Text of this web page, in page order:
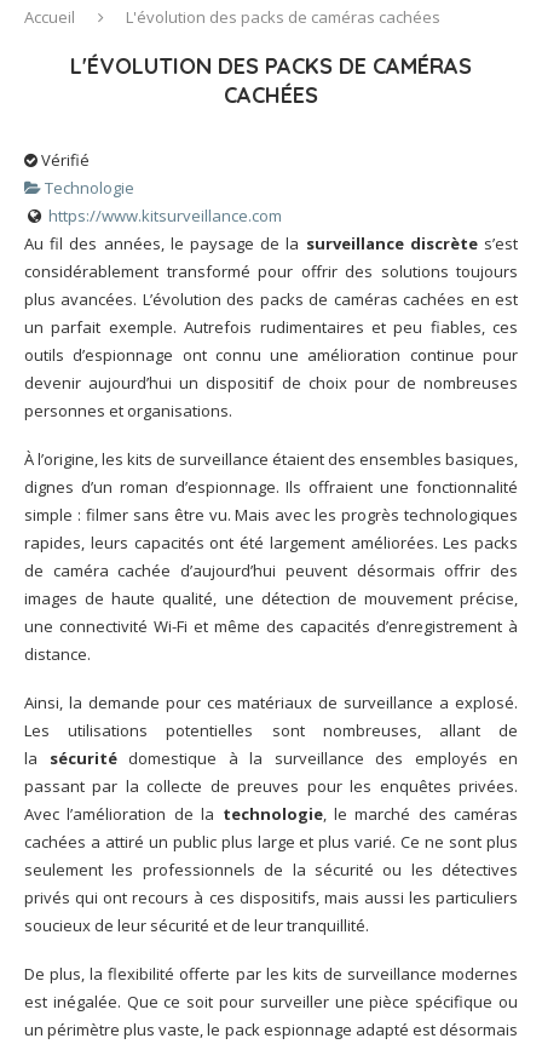
Accueil L'évolution des packs de caméras cachées
L'ÉVOLUTION DES PACKS DE CAMÉRAS
CACHÉES
Vérifié
Technologie
https://www.kitsurveillance.com
Au fil des années, le paysage de la surveillance discrètes’est
considérablement transformé pour offrir des solutions toujours
plus avancées. L’évolution des packs de caméras cachées en est
un parfait exemple. Autrefois rudimentaires et peu fiables, ces
outils d’espionnage ont connu une amélioration continue pour
devenir aujourd’hui un dispositif de choix pour de nombreuses
personnes et organisations.
À l’origine, les kits de surveillance étaient des ensembles basiques,
dignes d’un roman d’espionnage. Ils offraient une fonctionnalité
simple : filmer sans être vu. Mais avec les progrès technologiques
rapides, leurs capacités ont été largement améliorées. Les packs
de caméra cachée d’aujourd’hui peuvent désormais offrir des
images de haute qualité, une détection de mouvement précise,
une connectivité Wi-Fi et même des capacités d’enregistrement à
distance.
Ainsi, la demande pour ces matériaux de surveillance a explosé.
Les utilisations potentielles sont nombreuses, allant de
la sécuritédomestique à la surveillance des employés en
passant par la collecte de preuves pour les enquêtes privées.
Avec l’amélioration de la technologie, le marché des caméras
cachées a attiré un public plus large et plus varié. Ce ne sont plus
seulement les professionnels de la sécurité ou les détectives
privés qui ont recours à ces dispositifs, mais aussi les particuliers
soucieux de leur sécurité et de leur tranquillité.
De plus, la flexibilité offerte par les kits de surveillance modernes
est inégalée. Que ce soit pour surveiller une pièce spécifique ou
un périmètre plus vaste, le pack espionnage adapté est désormais